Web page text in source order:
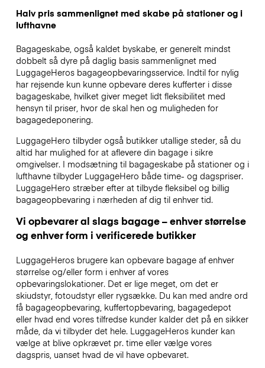
Halv pris sammenlignet med skabe på stationer og i
lufthavne
Bagageskabe, også kaldet byskabe, er generelt mindst
dobbelt så dyre på daglig basis sammenlignet med
LuggageHeros bagageopbevaringsservice. Indtil for nylig
har rejsende kun kunne opbevare deres kufferter i disse
bagageskabe, hvilket giver meget lidt fleksibilitet med
hensyn til priser, hvor de skal hen og muligheden for
bagagedeponering.
LuggageHero tilbyder også butikker utallige steder, så du
altid har mulighed for at aflevere din bagage i sikre
omgivelser. I modsætning til bagageskabe på stationer og i
lufthavne tilbyder LuggageHero både time- og dagspriser.
LuggageHero stræber efter at tilbyde fleksibel og billig
bagageopbevaring i nærheden af dig til enhver tid.
Vi opbevarer al slags bagage – enhver størrelse
og enhver form i verificerede butikker
LuggageHeros brugere kan opbevare bagage af enhver
størrelse og/eller form i enhver af vores
opbevaringslokationer. Det er lige meget, om det er
skiudstyr, fotoudstyr eller rygsække. Du kan med andre ord
få bagageopbevaring, kuffertopbevaring, bagagedepot
eller hvad end vores tilfredse kunder kalder det på en sikker
måde, da vi tilbyder det hele. LuggageHeros kunder kan
vælge at blive opkrævet pr. time eller vælge vores
dagspris, uanset hvad de vil have opbevaret.